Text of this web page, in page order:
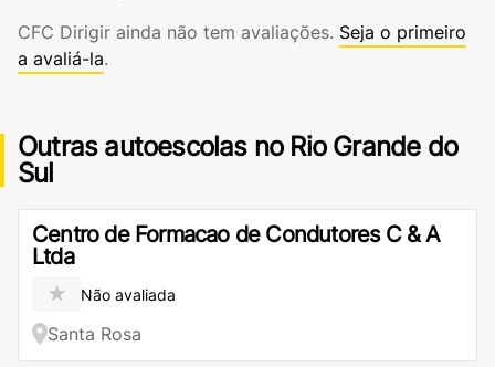
CFC Dirigir ainda não tem avaliações. Seja o primeiro
a avaliá-la.
Outras autoescolas no Rio Grande do
Sul
Centro de Formacao de Condutores C & A
Ltda
★ Não avaliada
Santa Rosa